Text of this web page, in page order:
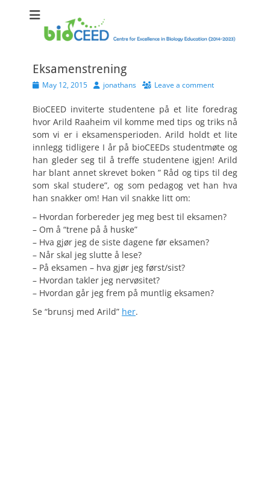
Centre for Excellence in Biology Education (2014-2023)
Eksamenstrening
PostedMay 12, 2015 Authorjonathans Leave a comment
BioCEED inviterte studentene på et lite foredrag
hvor Arild Raaheim vil komme med tips og triks nå
som vi er i eksamensperioden. Arild holdt et lite
innlegg tidligere I år på bioCEEDs studentmøte og
han gleder seg til å treffe studentene igjen! Arild
har blant annet skrevet boken ” Råd og tips til deg
som skal studere”, og som pedagog vet han hva
han snakker om! Han vil snakke litt om:
– Hvordan forbereder jeg meg best til eksamen?
– Om å “trene på å huske”
– Hva gjør jeg de siste dagene før eksamen?
– Når skal jeg slutte å lese?
– På eksamen – hva gjør jeg først/sist?
– Hvordan takler jeg nervøsitet?
– Hvordan går jeg frem på muntlig eksamen?
Se “brunsj med Arild” her.